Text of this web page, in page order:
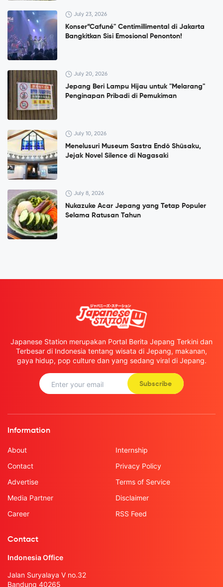
July 23, 2026
Konser”Cafuné" Centimillimental di Jakarta
Bangkitkan Sisi Emosional Penonton!
July 20, 2026
Jepang Beri Lampu Hijau untuk "Melarang"
Penginapan Pribadi di Pemukiman
July 10, 2026
Menelusuri Museum Sastra Endō Shūsaku,
Jejak Novel Silence di Nagasaki
July 8, 2026
Nukazuke Acar Jepang yang Tetap Populer
Selama Ratusan Tahun
Japanese Station merupakan Portal Berita Jepang Terkini dan
Terbesar di Indonesia tentang wisata di Jepang, makanan,
gaya hidup, pop culture dan yang sedang viral di Jepang.
Subscribe
Information
About
Contact
Advertise
Media Partner
Career
Internship
Privacy Policy
Terms of Service
Disclaimer
RSS Feed
Contact
Indonesia Office
Jalan Suryalaya V no.32
Bandung 40265